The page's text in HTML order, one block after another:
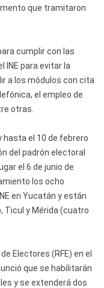
que tramitaron
cumplir con las
INE para evitar la
a los módulos con cita
el empleo de
otras.
hasta el 10 de febrero
del padrón electoral
el 6 de junio de
los ocho
en Yucatán y están
Ticul y Mérida (cuatro
Electores (RFE) en el
que se habilitarán
y se extenderá dos